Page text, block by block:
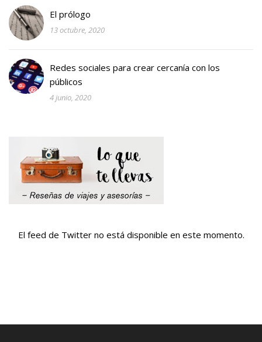
El prólogo
13 octubre, 2020
Redes sociales para crear cercanía con los
públicos
4 junio, 2020
El feed de Twitter no está disponible en este momento.